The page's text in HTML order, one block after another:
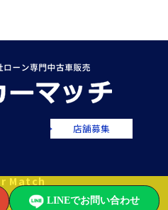
LINEでお問い合わせ
店舗募集
Match
打ちに販売するカーマッチ